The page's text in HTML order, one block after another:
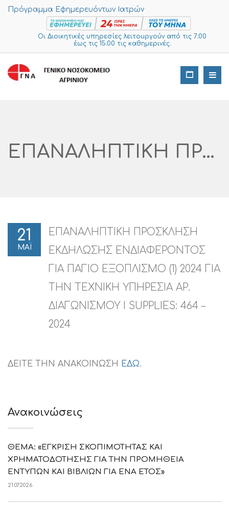
Πρόγραμμα Εφημερευόντων Ιατρών
Οι Διοικητικές υπηρεσίες λειτουργούν από τις 7:00
έως τις 15:00 τις καθημερινές.
ΕΠΑΝΑΛΗΠΤΙΚΗ ΠΡΟΣΚΛΗΣΗ ΕΚΔΗΛΩΣΗΣ ΕΝΔΙΑΦΕΡΟΝΤΟΣ ΓΙΑ ΠΑΓΙΟ ΕΞΟΠΛΙΣΜΟ (1) 2024 ΓΙΑ ΤΗΝ ΤΕΧΝΙΚΗ ΥΠΗΡΕΣΙΑ ΑΡ. ΔΙΑΓΩΝΙΣΜΟΥ I SUPPLIES: 464 – 2024
21
ΜΑΪ
ΕΠΑΝΑΛΗΠΤΙΚΗ ΠΡΟΣΚΛΗΣΗ
ΕΚΔΗΛΩΣΗΣ ΕΝΔΙΑΦΕΡΟΝΤΟΣ
ΓΙΑ ΠΑΓΙΟ ΕΞΟΠΛΙΣΜΟ (1) 2024 ΓΙΑ
ΤΗΝ ΤΕΧΝΙΚΗ ΥΠΗΡΕΣΙΑ ΑΡ.
ΔΙΑΓΩΝΙΣΜΟΥ I SUPPLIES: 464 –
2024
ΔΕΙΤΕ ΤΗΝ ΑΝΑΚΟΙΝΩΣΗ ΕΔΩ.
Ανακοινώσεις
ΘΕΜΑ: «ΕΓΚΡΙΣΗ ΣΚΟΠΙΜΟΤΗΤΑΣ ΚΑΙ
ΧΡΗΜΑΤΟΔΟΤΗΣΗΣ ΓΙΑ ΤΗΝ ΠΡΟΜΗΘΕΙΑ
ΕΝΤΥΠΩΝ ΚΑΙ ΒΙΒΛΙΩΝ ΓΙΑ ΕΝΑ ΕΤΟΣ»
21.07.2026